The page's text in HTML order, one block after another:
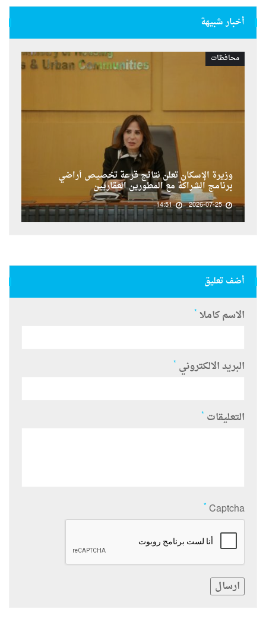
أخبار شبيهة
محافظات
وزيرة الإسكان تعلن نتائج قرعة تخصيص أراضي
برنامج الشراكة مع المطورين العقاريين
2026-07-25
14:51
أضف تعليق
الاسم كاملا *
البريد الالكتروني *
التعليقات *
Captcha
*
ارسال